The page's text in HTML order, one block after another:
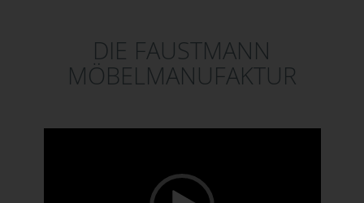
DIE FAUSTMANN
MÖBELMANUFAKTUR